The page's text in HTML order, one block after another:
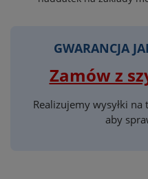
GWARANCJA
Zamów z
Realizujemy wysyłki na
aby